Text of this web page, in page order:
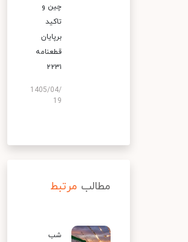
چین و
تاکید
برپایان
قطعنامه
۲۲۳۱
1405/04/
19
مطالب مرتبط
شب